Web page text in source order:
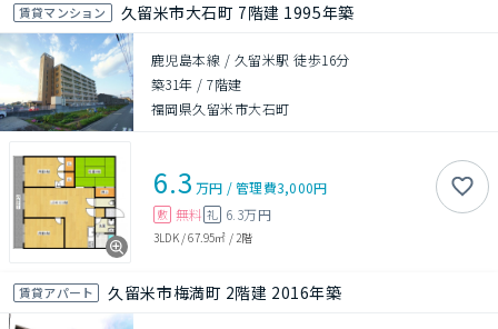
賃貸マンション 久留米市大石町 7階建 1995年築
鹿児島本線 / 久留米駅 徒歩16分
築31年 /7階建
福岡県久留米市大石町
6.3 万円 /管理費3,000円
敷 無料 礼 6.3万円
3LDK/67.95㎡ / 2階
賃貸アパート 久留米市梅満町 2階建 2016年築